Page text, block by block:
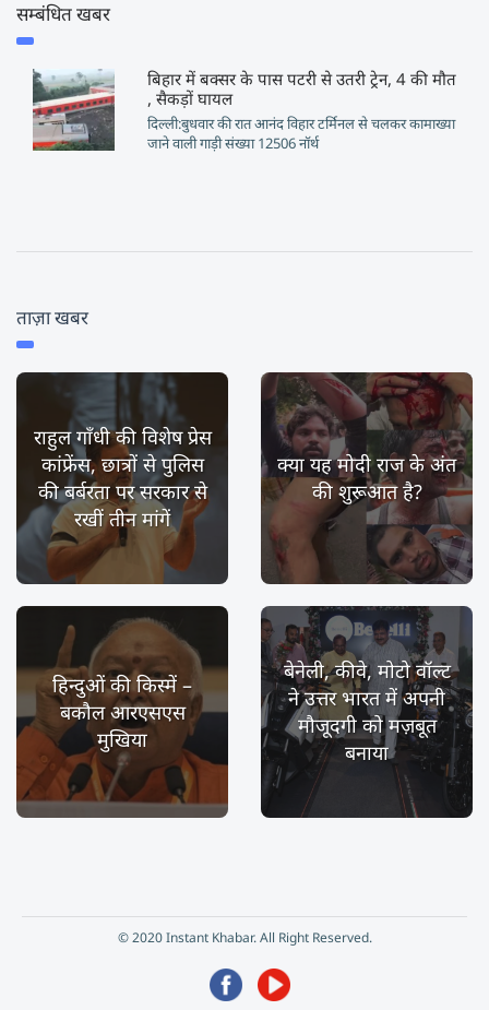
सम्बंधित खबर
बिहार में बक्सर के पास पटरी से उतरी ट्रेन, 4 की मौत
, सैकड़ों घायल
दिल्ली:बुधवार की रात आनंद विहार टर्मिनल से चलकर कामाख्या
जाने वाली गाड़ी संख्या 12506 नॉर्थ
ताज़ा खबर
राहुल गाँधी की विशेष प्रेस
कांफ्रेंस, छात्रों से पुलिस
की बर्बरता पर सरकार से
रखीं तीन मांगें
क्या यह मोदी राज के अंत
की शुरूआत है?
हिन्दुओं की किस्में –
बकौल आरएसएस
मुखिया
बेनेली, कीवे, मोटो वॉल्ट
ने उत्तर भारत में अपनी
मौजूदगी को मज़बूत
बनाया
© 2020 Instant Khabar. All Right Reserved.